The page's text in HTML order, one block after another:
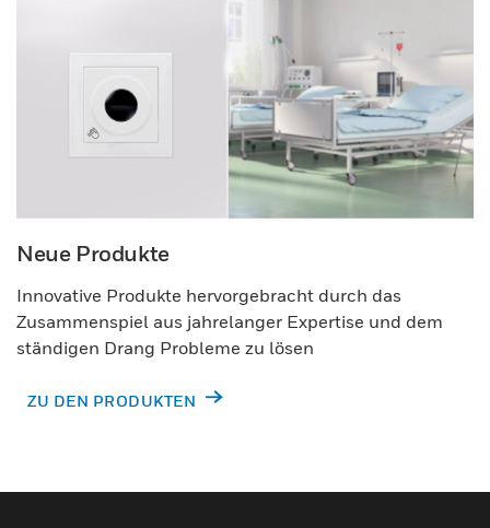
Neue Produkte
Innovative Produkte hervorgebracht durch das
Zusammenspiel aus jahrelanger Expertise und dem
ständigen Drang Probleme zu lösen
ZU DEN PRODUKTEN